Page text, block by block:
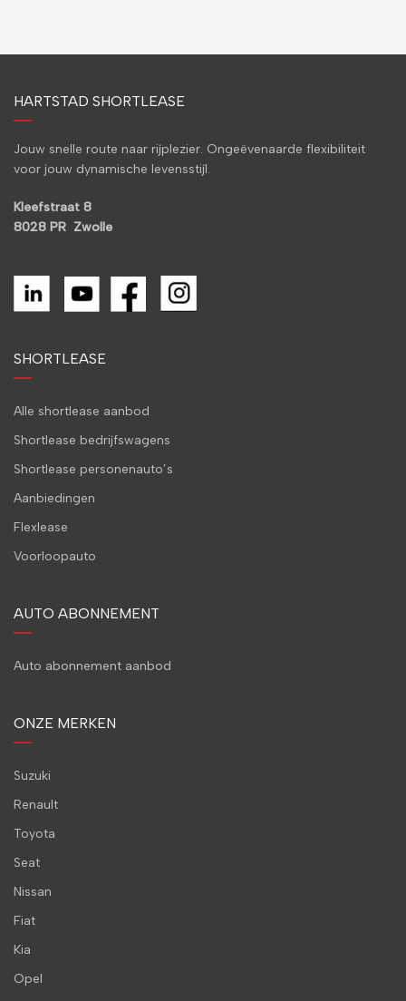
HARTSTAD SHORTLEASE
Jouw snelle route naar rijplezier. Ongeëvenaarde flexibiliteit
voor jouw dynamische levensstijl.
Kleefstraat 8
8028 PR Zwolle
SHORTLEASE
Alle shortlease aanbod
Shortlease bedrijfswagens
Shortlease personenauto’s
Aanbiedingen
Flexlease
Voorloopauto
AUTO ABONNEMENT
Auto abonnement aanbod
ONZE MERKEN
Suzuki
Renault
Toyota
Seat
Nissan
Fiat
Kia
Opel